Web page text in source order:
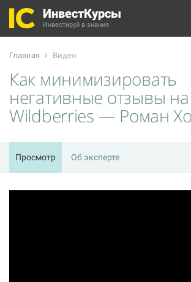
ИнвестКурсы
Инвестируй в знания
Главная Видео
Как минимизировать
негативные отзывы на
Wildberries — Роман
Просмотр Об эксперте